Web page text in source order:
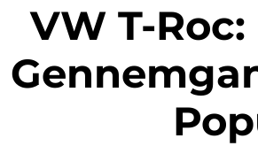
VW T-Roc: En Dybdegående